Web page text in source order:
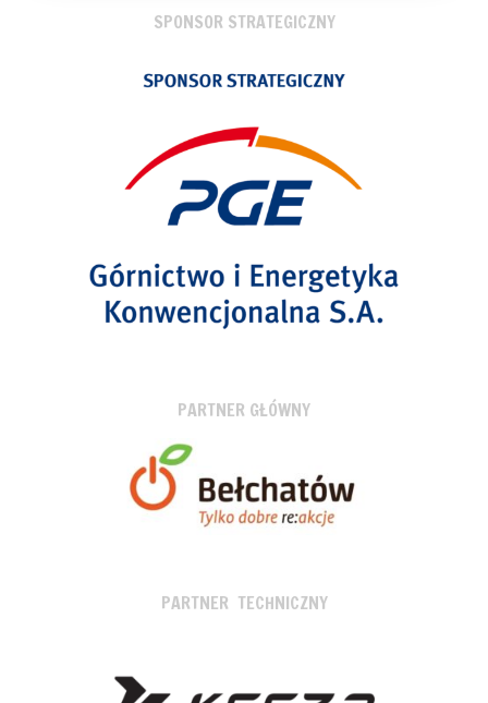
SPONSOR STRATEGICZNY
PARTNER GŁÓWNY
PARTNER TECHNICZNY